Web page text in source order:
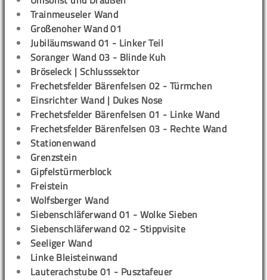
Trainmeuseler Wand
Großenoher Wand 01
Jubiläumswand 01 - Linker Teil
Soranger Wand 03 - Blinde Kuh
Bröseleck | Schlusssektor
Frechetsfelder Bärenfelsen 02 - Türmchen
Einsrichter Wand | Dukes Nose
Frechetsfelder Bärenfelsen 01 - Linke Wand
Frechetsfelder Bärenfelsen 03 - Rechte Wand
Stationenwand
Grenzstein
Gipfelstürmerblock
Freistein
Wolfsberger Wand
Siebenschläferwand 01 - Wolke Sieben
Siebenschläferwand 02 - Stippvisite
Seeliger Wand
Linke Bleisteinwand
Lauterachstube 01 - Pusztafeuer